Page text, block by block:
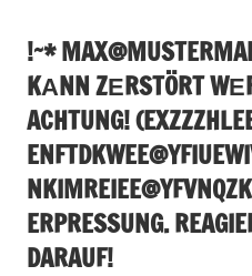
!~*
KАNN ZЕRSTÖRT
ACHTUNG! (
ERPRESSUNG.
DARAUF!